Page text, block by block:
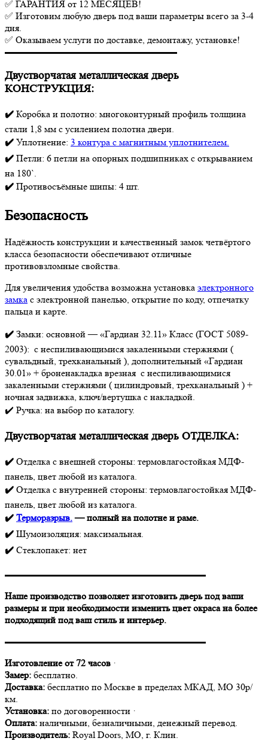
✅ ГАРАНТИЯ от 12 МЕСЯЦЕВ!
✅ Изготовим любую дверь под ваши параметры всего за 3-4
дня.
✅ Оказываем услуги по доставке, демонтажу, установке!
▬▬▬▬▬▬▬▬▬▬▬▬▬▬▬▬▬▬
Двустворчатая металлическая дверь
КОНСТРУКЦИЯ:
✔️ Коробка и полотно: многоконтурный профиль толщина
стали 1,8 мм с усилением полотна двери.
✔️ Уплотнение: 3 контура с магнитным уплотнителем.
✔️ Петли: 6 петли на опорных подшипниках с открыванием
на 180`.
✔️ Противосъёмные шипы: 4 шт.
Безопасность
Надёжность конструкции и качественный замок четвёртого
класса безопасности обеспечивают отличные
противовзломные свойства.
Для увеличения удобства возможна установка электронного
замка с электронной панелью, открытие по коду, отпечатку
пальца и карте.
✔️ Замки: основной — «Гардиан 32.11» Класс (ГОСТ 5089-
2003): с неспиливающимися закаленными стержнями (
сувальдный, трехканальный ), дополнительный «Гардиан
30.01» + броненакладка врезная с неспиливающимися
закаленными стержнями ( цилиндровый, трехканальный ) +
ночная задвижка, ключ/вертушка с накладкой.
✔️ Ручка: на выбор по каталогу.
Двустворчатая металлическая дверь ОТДЕЛКА:
✔️ Отделка с внешней стороны: термовлагостойкая МДФ-
панель, цвет любой из каталога.
✔️ Отделка с внутренней стороны: термовлагостойкая МДФ-
панель, цвет любой из каталога.
✔️ Терморазрыв.— полный на полотне и раме.
✔️ Шумоизоляция: максимальная.
✔️ Стеклопакет: нет
▬▬▬▬▬▬▬▬▬▬▬▬▬▬▬▬▬▬▬▬▬
Наше производство позволяет изготовить дверь под ваши
размеры и при необходимости изменить цвет окраса на более
подходящий под ваш стиль и интерьер.
▬▬▬▬▬▬▬▬▬▬▬▬▬▬▬▬▬▬▬▬▬
Изготовление от 72 часов ·
Замер: бесплатно.
Доставка: бесплатно по Москве в пределах МКАД, МО 30р/
км.
Установка: по договоренности ·
Оплата: наличными, безналичными, денежный перевод.
Производитель: Royal Doors, МО, г. Клин.